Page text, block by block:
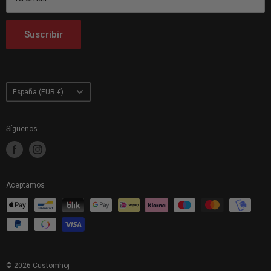
Suscribir
Customhoj Países Bajos
Customhoj Finlandia
Customhoj Polonia
País/región
España (EUR €)
Síguenos
Aceptamos
© 2026 Customhoj